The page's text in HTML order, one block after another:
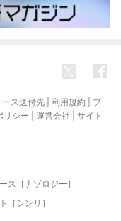
ース送付先 利用規約
プ
リシー 運営会社
サイト
ス［ナゾロジー］
［シンリ］